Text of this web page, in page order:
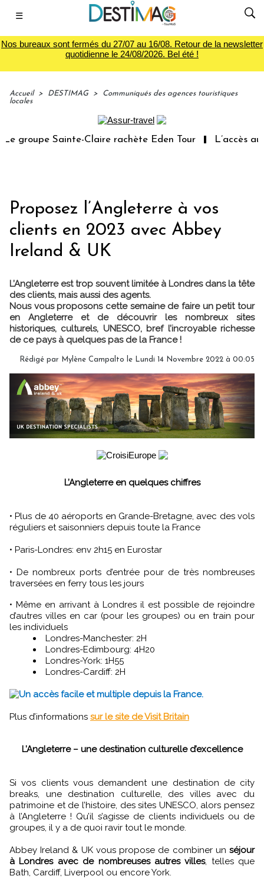
☰
Nos bureaux sont fermés du 27/07 au 16/08. Retour de la newsletter
quotidienne le 24/08/2026. Bel été !
Accueil > DESTIMAG >
Communiqués des agences touristiques
locales
Sainte-Claire rachète Eden Tour L’accès aux
Proposez l’Angleterre à vos
clients en 2023 avec Abbey
Ireland & UK
L’Angleterre est trop souvent limitée à Londres dans la tête
des clients, mais aussi des agents.
Nous vous proposons cette semaine de faire un petit tour
en Angleterre et de découvrir les nombreux sites
historiques, culturels, UNESCO, bref l’incroyable richesse
de ce pays à quelques pas de la France !
Rédigé par Mylène Campalto le Lundi 14 Novembre 2022 à 00:05
L’Angleterre en quelques chiffres
• Plus de 40 aéroports en Grande-Bretagne, avec des vols
réguliers et saisonniers depuis toute la France
• Paris-Londres: env 2h15 en Eurostar
• De nombreux ports d’entrée pour de très nombreuses
traversées en ferry tous les jours
• Même en arrivant à Londres il est possible de rejoindre
d’autres villes en car (pour les groupes) ou en train pour
les individuels
Londres-Manchester: 2H
Londres-Edimbourg: 4H20
Londres-York: 1H55
Londres-Cardiff: 2H
Un accès facile et multiple depuis la France.
Plus d’informations sur le site de Visit Britain
L’Angleterre – une destination culturelle d’excellence
Si vos clients vous demandent une destination de city
breaks, une destination culturelle, des villes avec du
patrimoine et de l’histoire, des sites UNESCO, alors pensez
à l’Angleterre ! Qu’il s’agisse de clients individuels ou de
groupes, il y a de quoi ravir tout le monde.
Abbey Ireland & UK vous propose de combiner un séjour
à Londres avec de nombreuses autres villes, telles que
Bath, Cardiff, Liverpool ou encore York.